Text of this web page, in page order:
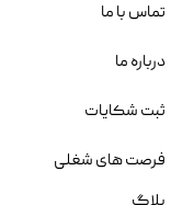
تماس با ما
درباره ما
ثبت شکایات
فرصت های شغلی